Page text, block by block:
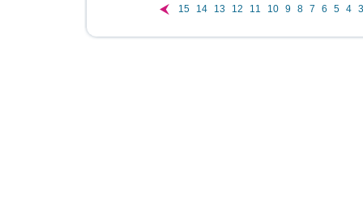
3
4
5
6
7
8
9
10
11
12
13
14
15